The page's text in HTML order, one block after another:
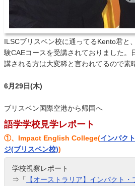
ILSCブリスベン校に通ってるKento君と
験CAEコースを受講されておりました。
講される方は大変稀と言われてるので素
6月29日(木)
ブリスベン国際空港から帰国へ
語学学校見学レポート
①、Impact English College(インパク
ジ(ブリスベン校))
学校視察レポート
⇒「
【オーストラリア】インパクト